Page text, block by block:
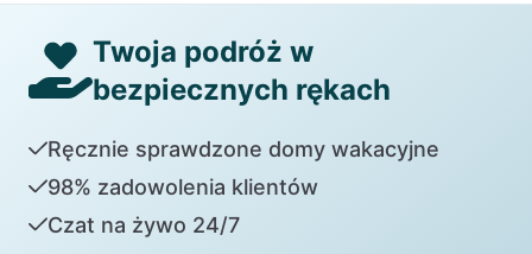
Twoja podróż w
bezpiecznych rękach
Ręcznie sprawdzone domy wakacyjne
98% zadowolenia klientów
Czat na żywo 24/7